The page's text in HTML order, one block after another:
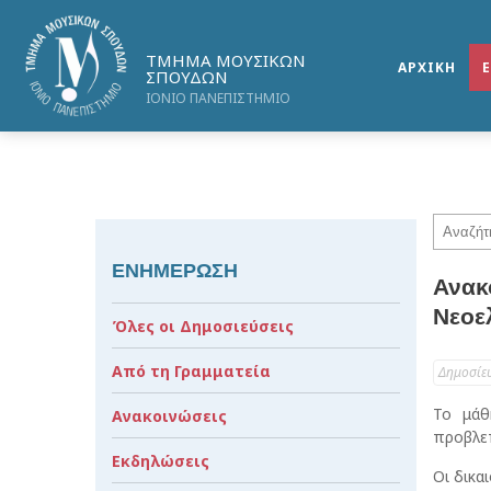
ΤΜΗΜΑ ΜΟΥΣΙΚΩΝ
ΣΠΟΥΔΩΝ
ΙΟΝΙΟ ΠΑΝΕΠΙΣΤΗΜΙΟ
ΑΡΧΙΚΗ
Το
Οι
ΕΝΗΜΕΡΩΣΗ
Όλες οι Δημοσιεύσεις
Από τη Γραμματεία
Ανακοινώσεις
Εκδηλώσεις